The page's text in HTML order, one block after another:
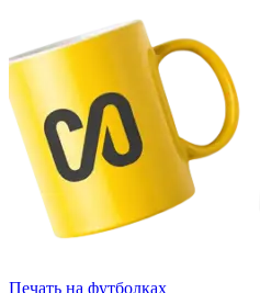
Печать на футболках